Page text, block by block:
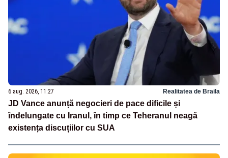
6 aug. 2026, 11:27 Realitatea de Braila
JD Vance anunță negocieri de pace dificile și
îndelungate cu Iranul, în timp ce Teheranul neagă
existența discuțiilor cu SUA